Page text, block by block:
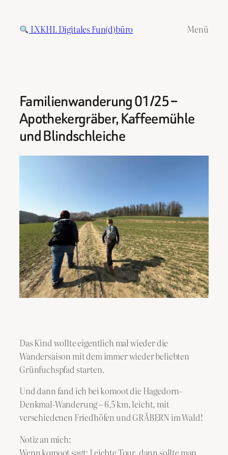
Inhalt
springen
LXKHL Digitales Fun(d)büro Menü
Familienwanderung 01/25 –
Apothekergräber, Kaffeemühle
und Blindschleiche
Das Kind wollte eigentlich mal wieder die
Wandersaison mit dem immer wieder beliebten
Grünfuchspfad starten.
Und dann fand ich bei komoot die Hagedorn-
Denkmal-Wanderung – 6,5 km, leicht, mit
verschiedenen Friedhöfen und GRÄBERN im Wald!
Notiz an mich:
Wenn komoot sagt: Leichte Tour, dann sollte man